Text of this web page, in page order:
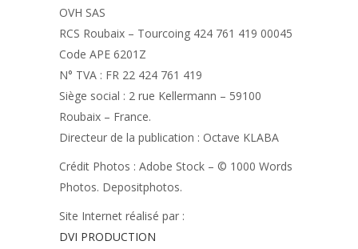
OVH SAS
RCS Roubaix – Tourcoing 424 761 419 00045
Code APE 6201Z
N° TVA : FR 22 424 761 419
Siège social : 2 rue Kellermann – 59100
Roubaix – France.
Directeur de la publication : Octave KLABA
Crédit Photos : Adobe Stock – © 1000 Words
Photos. Depositphotos.
Site Internet réalisé par :
DVI PRODUCTION